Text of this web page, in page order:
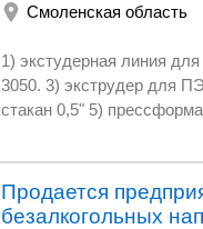
Смоленская область
1) экстудерная линия для ПП и ПС , модель GXT
3050. 3) экструдер для
стакан 0,5" 5)
водоохладитель. 11)
ППС листа .
Продается
безалкогольных